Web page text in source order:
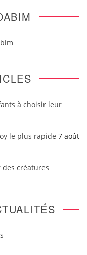
à choisir leur
le plus rapide 7 août
des créatures